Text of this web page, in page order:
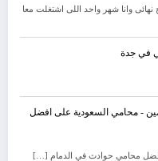
وانا شهر واحد اللى اشتغلت معا
في جدة
- محامي السعودية على افضل
محامي حوادث في الدمام […]